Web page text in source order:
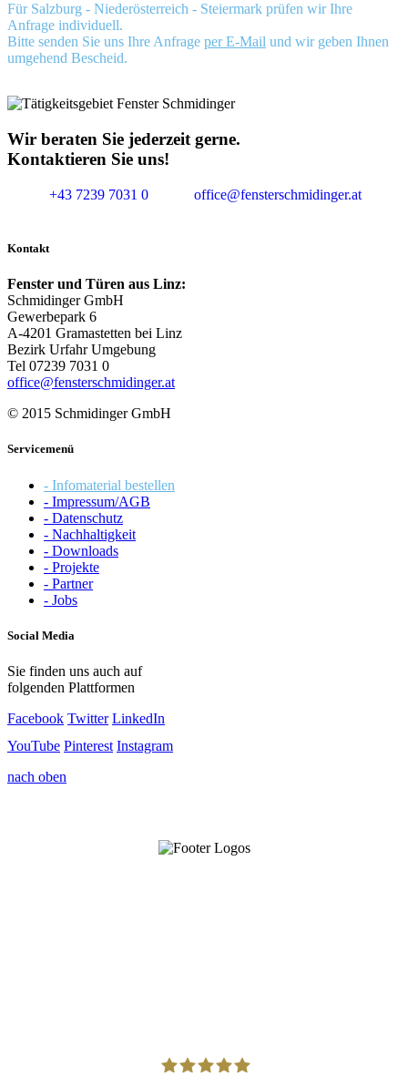
Für Salzburg - Niederösterreich - Steiermark prüfen wir Ihre
Anfrage individuell.
Bitte senden Sie uns Ihre Anfrage per E-Mail und wir geben Ihnen
umgehend Bescheid.
Wir beraten Sie jederzeit gerne.
Kontaktieren Sie uns!
+43 7239 7031 0 office@fensterschmidinger.at
Kontakt
Fenster und Türen aus Linz:
Schmidinger GmbH
Gewerbepark 6
A-4201 Gramastetten bei Linz
Bezirk Urfahr Umgebung
Tel 07239 7031 0
office@fensterschmidinger.at
© 2015 Schmidinger GmbH
Servicemenü
- Infomaterial bestellen
- Impressum/AGB
- Datenschutz
- Nachhaltigkeit
- Downloads
- Projekte
- Partner
- Jobs
Social Media
Sie finden uns auch auf
folgenden Plattformen
Facebook Twitter LinkedIn
YouTube Pinterest Instagram
nach oben